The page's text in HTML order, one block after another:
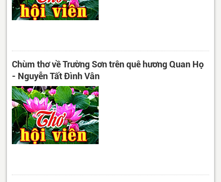
Chùm thơ về Trường Sơn trên quê hương Quan Họ
- Nguyễn Tất Đình Vân